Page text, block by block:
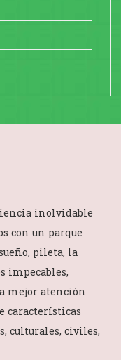
inolvidable
con un parque
pileta, la
impecables,
mejor atención
características
culturales, civiles,